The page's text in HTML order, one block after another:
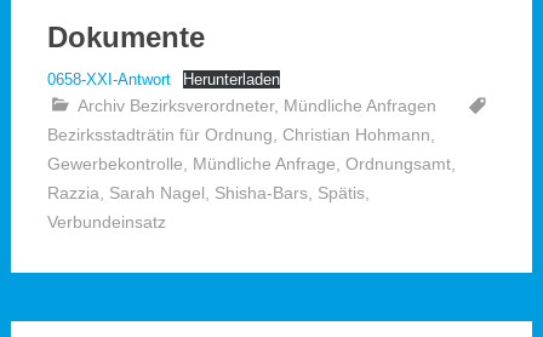
Dokumente
0658-XXI-Antwort Herunterladen
Archiv Bezirksverordneter, Mündliche Anfragen
Bezirksstadträtin für Ordnung Christian Hohmann
Gewerbekontrolle
Mündliche Anfrage Ordnungsamt,
Razzia
Sarah Nagel Shisha-Bars, Spätis,
Verbundeinsatz